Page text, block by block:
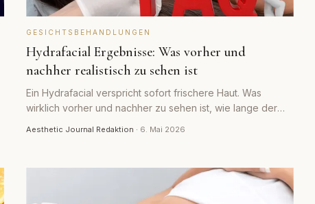
GESICHTSBEHANDLUNGEN
Hydrafacial Ergebnisse: Was vorher und
nachher realistisch zu sehen ist
Ein Hydrafacial verspricht sofort frischere Haut. Was
wirklich vorher und nachher zu sehen ist, wie lange der
Aesthetic Journal Redaktion · 6. Mai 2026